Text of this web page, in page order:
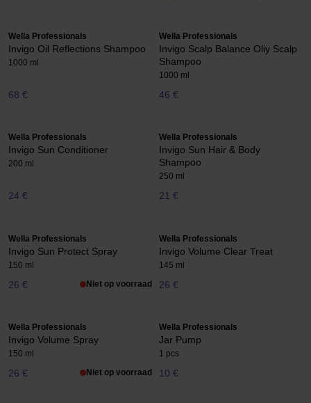
Wella Professionals
Invigo Oil Reflections Shampoo
1000 ml
68 €
Wella Professionals
Invigo Scalp Balance Oliy Scalp
Shampoo
1000 ml
46 €
Wella Professionals
Invigo Sun Conditioner
200 ml
24 €
Wella Professionals
Invigo Sun Hair & Body
Shampoo
250 ml
21 €
Wella Professionals
Invigo Sun Protect Spray
150 ml
26 € Niet op voorraad
Wella Professionals
Invigo Volume Clear Treat
145 ml
26 €
Wella Professionals
Invigo Volume Spray
150 ml
26 € Niet op voorraad
Wella Professionals
Jar Pump
1 pcs
10 €